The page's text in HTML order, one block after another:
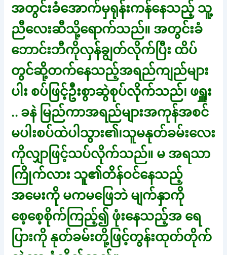
အတွင်းခံအောက်မှရုန်းကန်နေသည့် သူ့
ညီလေးဆီသို့ရောက်သည်။ အတွင်းခံ
ဘောင်းဘီကိုလှန်ချွတ်လိုက်ပြီး ထိပ်
တွင်ဆို့တက်နေသည့်အရည်ကျည်များ
ပါး စပ်ဖြင့်ဦးစွာဆွဲစုပ်လိုက်သည်၊ ဖရှူး
.. ခနဲ မြည်ကာအရည်များအကုန်အစင်
မပါးစပ်ထဲပါသွား၏၊သူမနုတ်ခမ်းလေး
ကိုလျှာဖြင့်သပ်လိုက်သည်။ မ အရသာ
ကြိုက်လား သူ၏တိန်ဝင်နေသည့်
အမေးကို မကမဖြေဘဲ မျက်နှာကို
စေ့စေ့စိုက်ကြည့်၍ ဖုံးနေသည့်အ ရေ
ပြားကို နုတ်ခမ်းတို့ဖြင့်တွန်းထုတ်တိုက်